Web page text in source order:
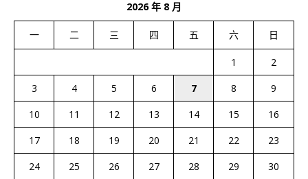
2026 年 8 月
一 二 三 四 五 六 日
1
2
3
4 5 6 7 8
9
10
11 12 13 14 15
16
17
18 19 20 21 22
23
24
25 26 27 28 29
30